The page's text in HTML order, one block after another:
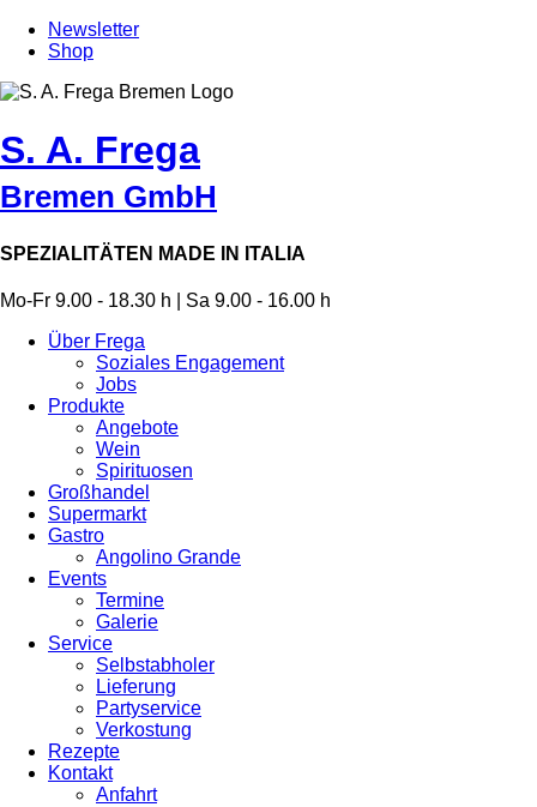
Newsletter
Shop
S. A. Frega
Bremen GmbH
SPEZIALITÄTEN MADE IN ITALIA
Mo-Fr 9.00 - 18.30 h | Sa 9.00 - 16.00 h
Über Frega
Soziales Engagement
Jobs
Produkte
Angebote
Wein
Spirituosen
Großhandel
Supermarkt
Gastro
Angolino Grande
Events
Termine
Galerie
Service
Selbstabholer
Lieferung
Partyservice
Verkostung
Rezepte
Kontakt
Anfahrt